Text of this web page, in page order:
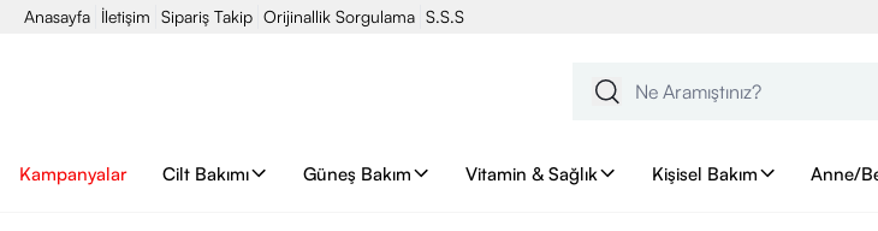
Anasayfa İletişim Sipariş Takip Orijinallik Sorgulama S.S.S
Kampanyalar Cilt Bakımı Güneş Bakım Vitamin & Sağlık Kişisel Bakım Anne/